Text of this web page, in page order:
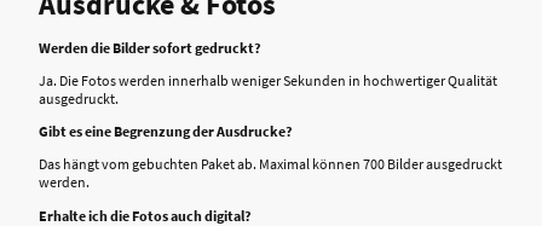
Werden die Bilder sofort gedruckt?
Ja. Die Fotos werden innerhalb weniger Sekunden in hochwertiger Qualität
ausgedruckt.
Gibt es eine Begrenzung der Ausdrucke?
Das hängt vom gebuchten Paket ab. Maximal können 700 Bilder ausgedruckt
werden.
Erhalte ich die Fotos auch digital?